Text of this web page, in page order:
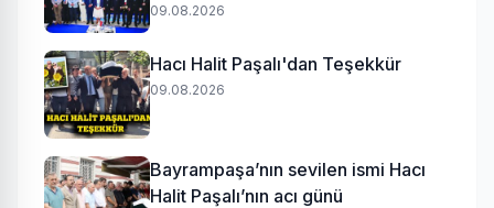
09.08.2026
Hacı Halit Paşalı'dan Teşekkür
09.08.2026
Bayrampaşa’nın sevilen ismi Hacı
Halit Paşalı’nın acı günü